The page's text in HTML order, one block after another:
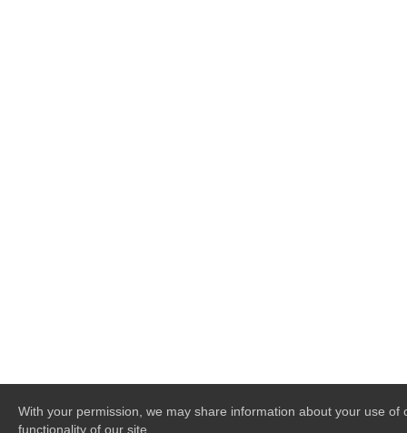
With your permission, we may share information about your use of
functionality of our site.